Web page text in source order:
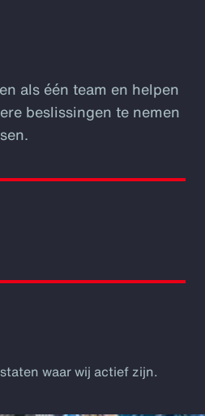
als één team en helpen
beslissingen te nemen
waar wij actief zijn.